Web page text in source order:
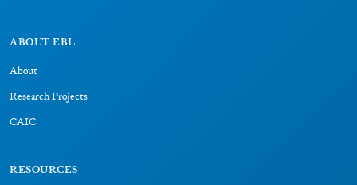
ABOUT EBL
About
Research Projects
CAIC
RESOURCES